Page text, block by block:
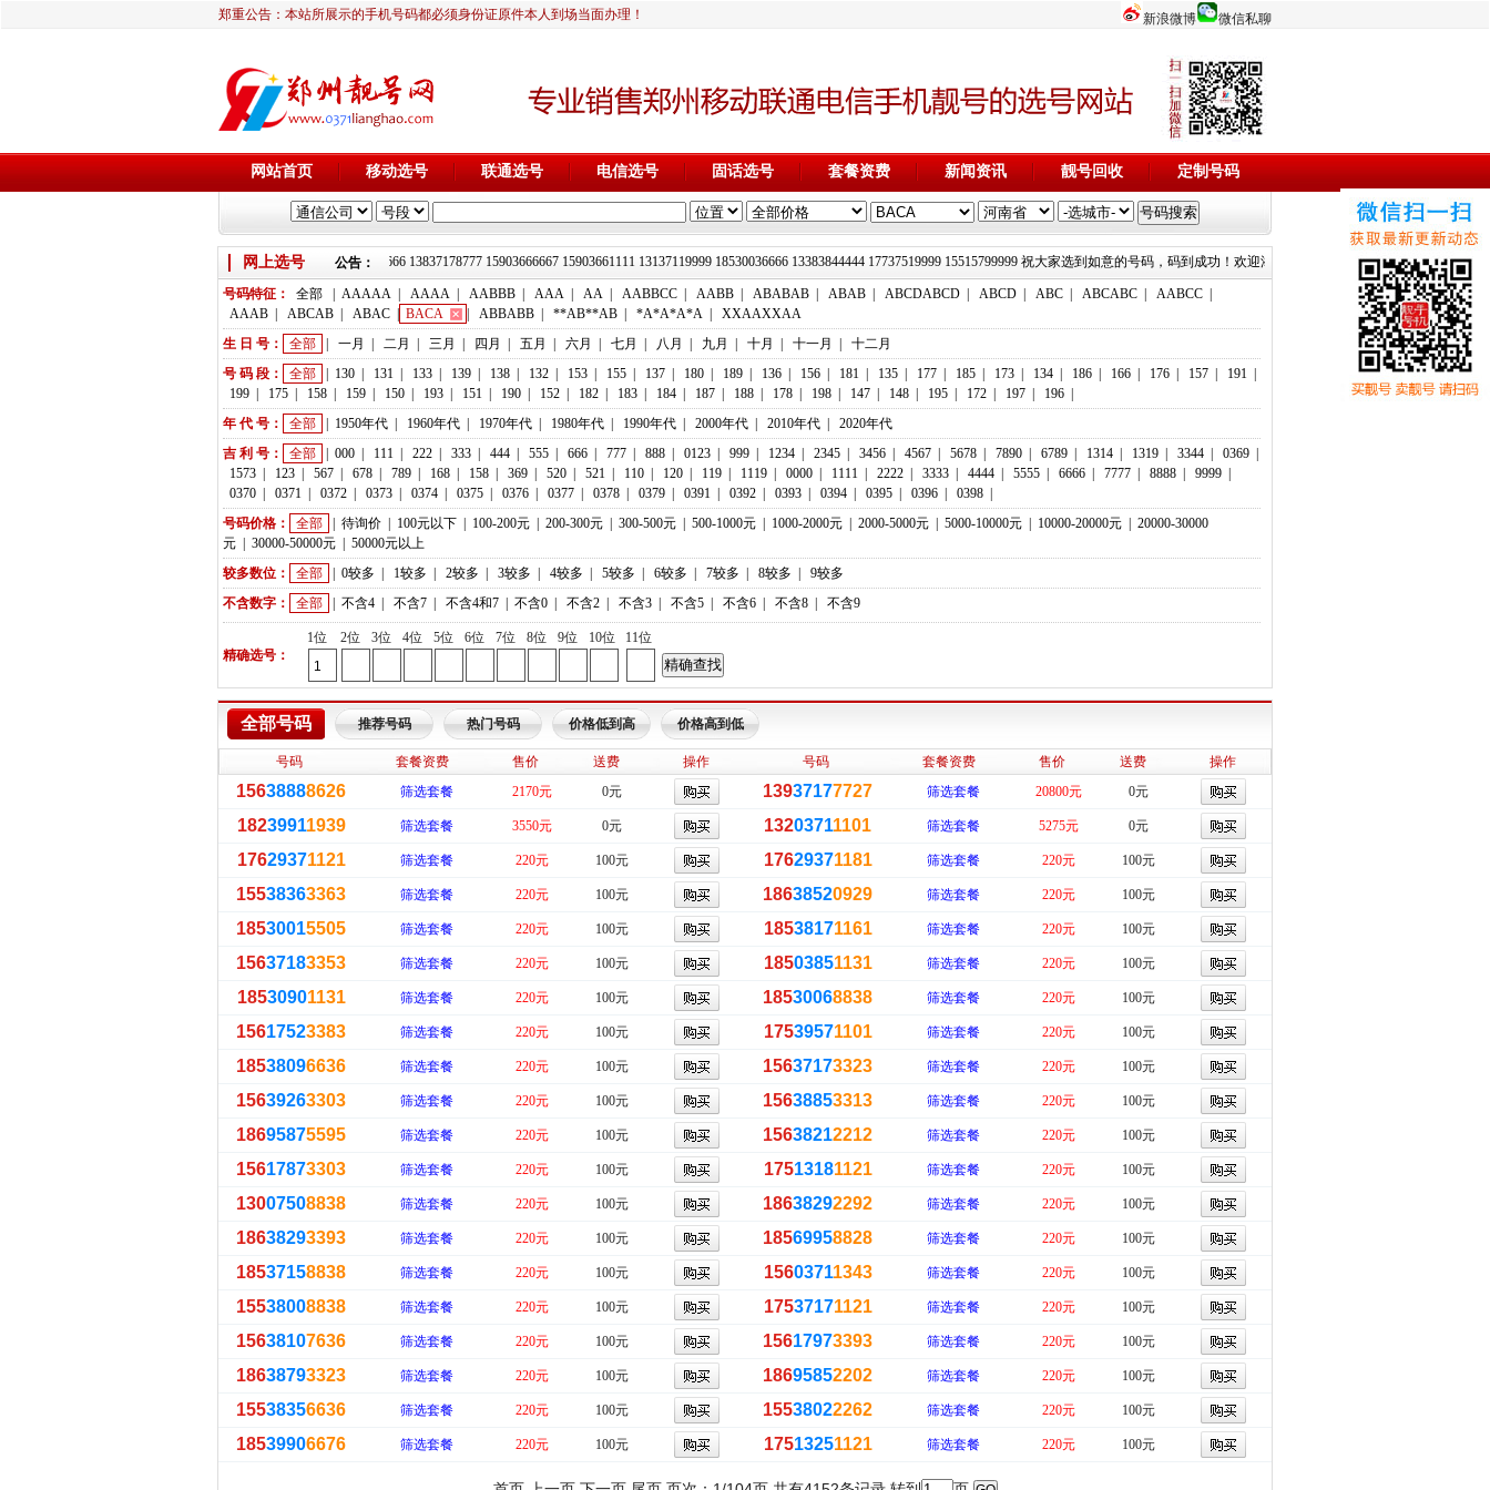
郑重公告：本站所展示的手机号码都必须身份证原件本人到场当面办理！ 新浪微博 微信私聊
网站首页 移动选号 联通选号 电信选号 固话选号 套餐资费 新闻资讯 靓号回收 定制号码
网上选号 公告：
靓号推荐：18236933666 13837178777 15903666667 15903661111 13137119999 18530036666 13383844444 17737519999 15515799999 祝大家选到如意的号码，码到成功！欢迎添加微信客服：18803716116
号码特征： 全部 AAAAA AAAA AABBB AAA AA AABBCC AABB ABABAB ABAB ABCDABCD ABCD ABC ABCABC AABCC
AAAB
ABCAB ABAC BACA ABBABB **AB**AB *A*A*A*A
XXAAXXAA
生 日 号：
全部 一月 二月 三月 四月 五月 六月 七月 八月 九月 十月 十一月
十二月
号 码 段：
全部 130 131 133 139 138 132 153 155 137 180 189 136 156 181 135 177 185 173 134 186 166 176 157 191
199
175 158 159 150 193 151 190 152 182 183 184 187 188 178 198 147 148 195 172 197 196
年 代 号：
全部 1950年代 1960年代 1970年代 1980年代 1990年代 2000年代 2010年代
2020年代
吉 利 号：
全部 000 111 222 333 444 555 666 777 888 0123 999 1234 2345 3456 4567 5678 7890 6789 1314 1319 3344 0369
1573
123 567 678 789 168 158 369 520 521 110 120 119 1119 0000 1111 2222 3333 4444 5555 6666 7777 8888 9999
0370
0371 0372 0373 0374 0375 0376 0377 0378 0379 0391 0392 0393 0394 0395 0396 0398
号码价格：
全部 待询价 100元以下 100-200元 200-300元 300-500元 500-1000元 1000-2000元 2000-5000元 5000-10000元 10000-20000元
20000-30000
元
30000-50000元
50000元以上
较多数位：
全部 0较多 1较多 2较多 3较多 4较多 5较多 6较多 7较多 8较多
9较多
不含数字：
全部 不含4 不含7 不含4和7 不含0 不含2 不含3 不含5 不含6 不含8 不含9
精确选号：
1位 2位 3位 4位 5位 6位 7位 8位 9位 10位 11位
全部号码 推荐号码 热门号码 价格低到高 价格高到低
号码 套餐资费 售价 送费 操作 号码 套餐资费 售价 送费 操作
15638888626 筛选套餐 2170元 0元 13937177727 筛选套餐 20800元 0元
18239911939 筛选套餐 3550元 0元 13203711101 筛选套餐 5275元 0元
17629371121 筛选套餐 220元 100元 17629371181 筛选套餐 220元 100元
15538363363 筛选套餐 220元 100元 18638520929 筛选套餐 220元 100元
18530015505 筛选套餐 220元 100元 18538171161 筛选套餐 220元 100元
15637183353 筛选套餐 220元 100元 18503851131 筛选套餐 220元 100元
18530901131 筛选套餐 220元 100元 18530068838 筛选套餐 220元 100元
15617523383 筛选套餐 220元 100元 17539571101 筛选套餐 220元 100元
18538096636 筛选套餐 220元 100元 15637173323 筛选套餐 220元 100元
15639263303 筛选套餐 220元 100元 15638853313 筛选套餐 220元 100元
18695875595 筛选套餐 220元 100元 15638212212 筛选套餐 220元 100元
15617873303 筛选套餐 220元 100元 17513181121 筛选套餐 220元 100元
13007508838 筛选套餐 220元 100元 18638292292 筛选套餐 220元 100元
18638293393 筛选套餐 220元 100元 18569958828 筛选套餐 220元 100元
18537158838 筛选套餐 220元 100元 15603711343 筛选套餐 220元 100元
15538008838 筛选套餐 220元 100元 17537171121 筛选套餐 220元 100元
15638107636 筛选套餐 220元 100元 15617973393 筛选套餐 220元 100元
18638793323 筛选套餐 220元 100元 18695852202 筛选套餐 220元 100元
15538356636 筛选套餐 220元 100元 15538022262 筛选套餐 220元 100元
18539906676 筛选套餐 220元 100元 17513251121 筛选套餐 220元 100元